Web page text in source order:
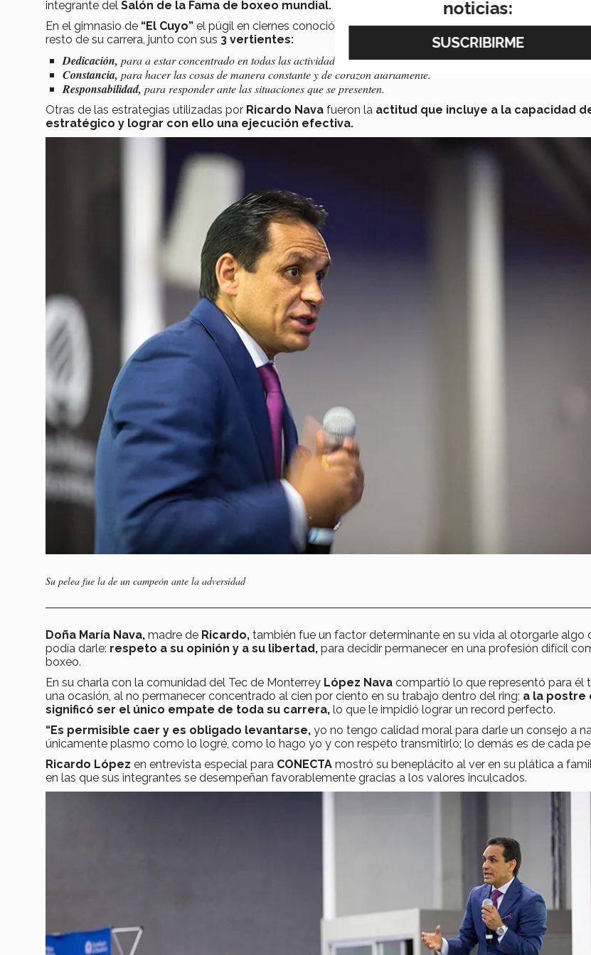
integrante del Salón de la Fama de boxeo mundial.
En el gimnasio de “El Cuyo” el púgil en ciernes conoció la palabradisciplina,misma que sería
resto de su carrera, junto con sus 3 vertientes:
Dedicación, para a estar concentrado en todas las actividades sin tener un distractor.
Constancia, para hacer las cosas de manera constante y de corazón diariamente.
Responsabilidad, para responder ante las situaciones que se presenten.
Otras de las estrategias utilizadas por Ricardo Nava fueron la actitud que incluye a la capacidad
estratégico y lograr con ello una ejecución efectiva.
Su pelea fue la de un campeón ante la adversidad
Doña María Nava, madre de Ricardo, también fue un factor determinante en su vida al otorgarle algo
podía darle: respeto a su opinión y a su libertad, para decidir permanecer en una profesión difícil
boxeo.
En su charla con la comunidad del Tec de Monterrey López Nava compartió lo que representó para él
una ocasión, al no permanecer concentrado al cien por ciento en su trabajo dentro del ring; a la postre
significó ser el único empate de toda su carrera, lo que le impidió lograr un record perfecto.
“Es permisible caer y es obligado levantarse, yo no tengo calidad moral para darle un consejo a
únicamente plasmo como lo logré, como lo hago yo y con respeto transmitirlo; lo demás es de cada
Ricardo López en entrevista especial para CONECTA mostró su beneplácito al ver en su plática a
en las que sus integrantes se desempeñan favorablemente gracias a los valores inculcados.
noticias: